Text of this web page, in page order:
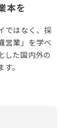
本を
ではなく、採
営業」を学べ
した国内外の
。